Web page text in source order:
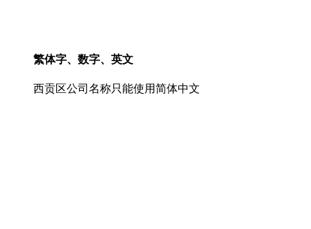
繁体字、数字、英文
西贡区公司名称只能使用简体中文